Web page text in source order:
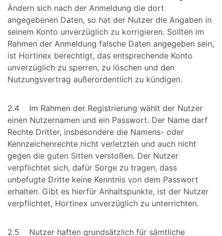
Ändern sich nach der Anmeldung die dort
angegebenen Daten, so hat der Nutzer die Angaben in
seinem Konto unverzüglich zu korrigieren. Sollten im
Rahmen der Anmeldung falsche Daten angegeben sein,
ist Hortinex berechtigt, das entsprechende Konto
unverzüglich zu sperren, zu löschen und den
Nutzungsvertrag außerordentlich zu kündigen.
2.4 Im Rahmen der Registrierung wählt der Nutzer
einen Nutzernamen und ein Passwort. Der Name darf
Rechte Dritter, insbesondere die Namens- oder
Kennzeichenrechte nicht verletzten und auch nicht
gegen die guten Sitten verstoßen. Der Nutzer
verpflichtet sich, dafür Sorge zu tragen, dass
unbefugte Dritte keine Kenntnis von dem Passwort
erhalten. Gibt es hierfür Anhaltspunkte, ist der Nutzer
verpflichtet, Hortinex unverzüglich zu unterrichten.
2.5 Nutzer haften grundsätzlich für sämtliche